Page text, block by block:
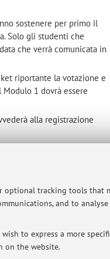
optional tracking tools that
and to analyse
to express a more
on the website.
sostenere per primo il
Solo gli studenti che
che verrà comunicata in
riportante la votazione e
1 dovrà essere
alla registrazione
IVA: 01131710376 Privacy|